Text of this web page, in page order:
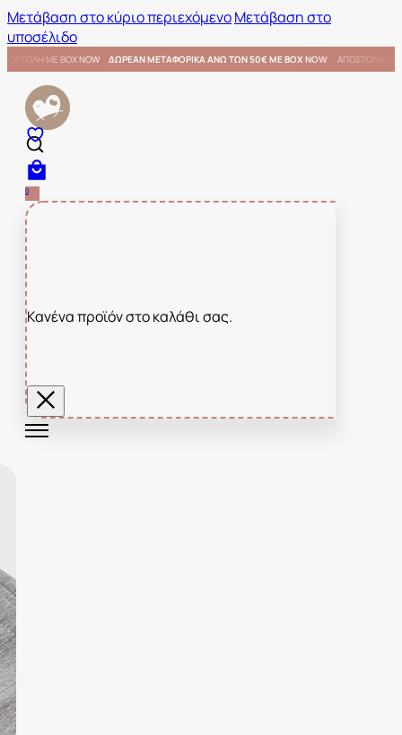
Μετάβαση στο κύριο περιεχόμενοΜετάβαση στο
υποσέλιδο
NOW ΑΠΟΣΤΟΛΗ ΜΕ BOX NOW ΔΩΡΕΑΝ ΜΕΤΑΦΟΡΙΚΑ ΑΝΩ ΤΩΝ 50€ ΜΕ BOX NOW
0
Κανένα προϊόν στο καλάθι σας.